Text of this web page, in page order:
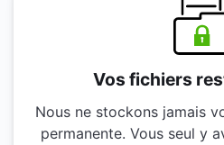
Vos fichiers
Nous ne stockons jamais
permanente. Vous seul y